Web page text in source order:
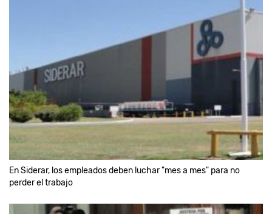
En Siderar, los empleados deben luchar "mes a mes" para no
perder el trabajo